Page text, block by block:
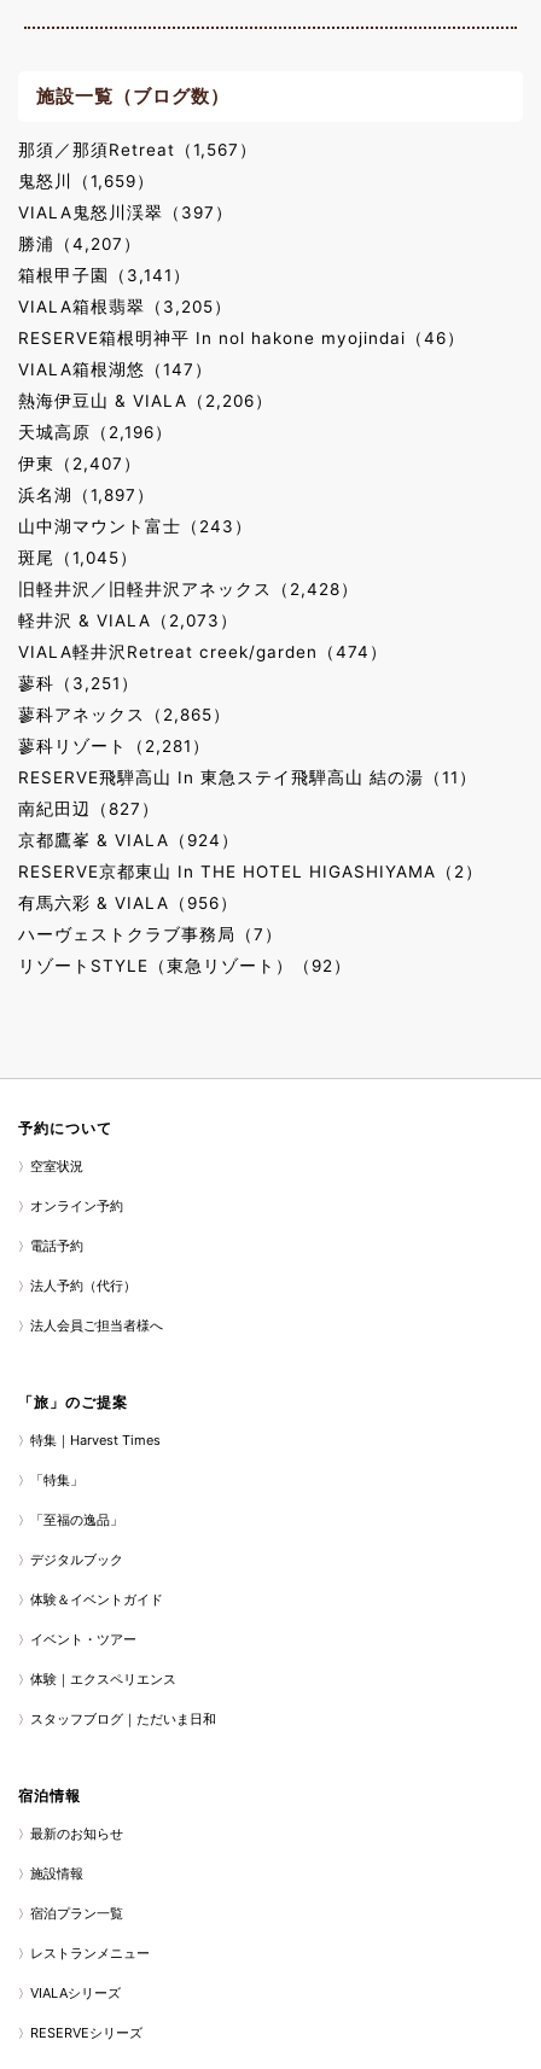
施設一覧（ブログ数）
那須／那須Retreat（1,567）
鬼怒川（1,659）
VIALA鬼怒川渓翠（397）
勝浦（4,207）
箱根甲子園（3,141）
VIALA箱根翡翠（3,205）
RESERVE箱根明神平 In nol hakone myojindai（46）
VIALA箱根湖悠（147）
熱海伊豆山 & VIALA（2,206）
天城高原（2,196）
伊東（2,407）
浜名湖（1,897）
山中湖マウント富士（243）
斑尾（1,045）
旧軽井沢／旧軽井沢アネックス（2,428）
軽井沢 & VIALA（2,073）
VIALA軽井沢Retreat creek/garden（474）
蓼科（3,251）
蓼科アネックス（2,865）
蓼科リゾート（2,281）
RESERVE飛騨高山 In 東急ステイ飛騨高山 結の湯（11）
南紀田辺（827）
京都鷹峯 & VIALA（924）
RESERVE京都東山 In THE HOTEL HIGASHIYAMA（2）
有馬六彩 & VIALA（956）
ハーヴェストクラブ事務局（7）
リゾートSTYLE（東急リゾート）（92）
予約について
空室状況
オンライン予約
電話予約
法人予約（代行）
法人会員ご担当者様へ
「旅」のご提案
特集｜Harvest Times
「特集」
「至福の逸品」
デジタルブック
体験＆イベントガイド
イベント・ツアー
体験｜エクスペリエンス
スタッフブログ｜ただいま日和
宿泊情報
最新のお知らせ
施設情報
宿泊プラン一覧
レストランメニュー
VIALAシリーズ
RESERVEシリーズ